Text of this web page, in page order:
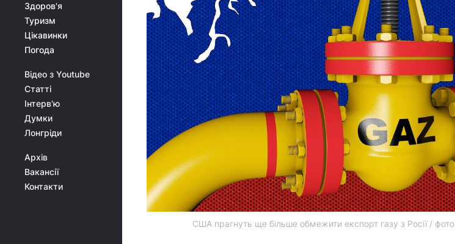
Здоров'я
Туризм
Цікавинки
Погода
Відео з Youtube
Статті
Інтерв'ю
Думки
Лонгріди
Архів
Вакансії
Контакти
США прагнуть ще більше обмежити експорт газу з Росії / фото